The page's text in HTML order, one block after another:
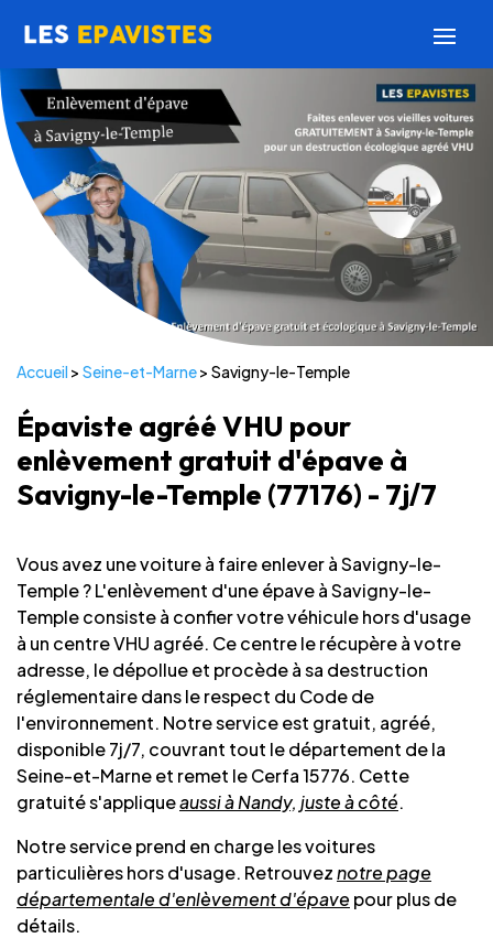
Accueil > Seine-et-Marne> Savigny-le-Temple
Épaviste agréé VHU pour
enlèvement gratuit d'épave à
Savigny-le-Temple (77176) - 7j/7
Vous avez une voiture à faire enlever à Savigny-le-
Temple ? L'enlèvement d'une épave à Savigny-le-
Temple consiste à confier votre véhicule hors d'usage
à un centre VHU agréé. Ce centre le récupère à votre
adresse, le dépollue et procède à sa destruction
réglementaire dans le respect du Code de
l'environnement. Notre service est gratuit, agréé,
disponible 7j/7, couvrant tout le département de la
Seine-et-Marne et remet le Cerfa 15776. Cette
gratuité s'appliqueaussi à Nandy, juste à côté.
Notre service prend en charge les voitures
particulières hors d'usage. Retrouveznotre page
départementale d'enlèvement d'épave pour plus de
détails.